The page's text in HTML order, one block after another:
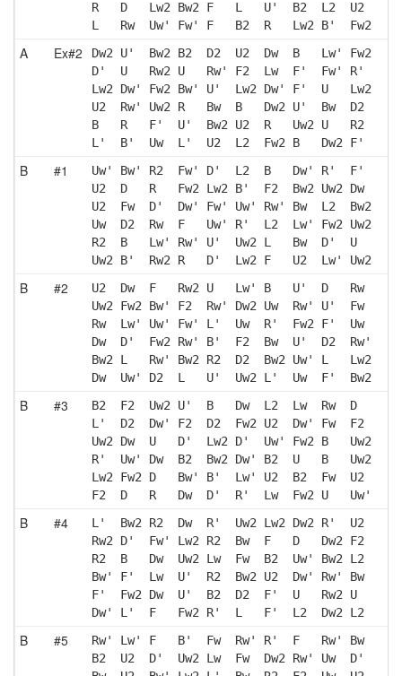
R   D   Lw2 Bw2 F   L   U'  B2  L2  U2
L   Rw  Uw' Fw' F   B2  R   Lw2 B'  Fw2
A Ex#2
Dw2 U'  Bw2 B2  D2  U2  Dw  B   Lw' Fw2
D'  U   Rw2 U   Rw' F2  Lw  F'  Fw' R'
Lw2 Dw' Fw2 Bw' U'  Lw2 Dw' F'  U   Lw2
U2  Rw' Uw2 R   Bw  B   Dw2 U'  Bw  D2
B   R   F'  U'  Bw2 U2  R   Uw2 U   R2
L'  B'  Uw  L'  U2  L2  Fw2 B   Dw2 F'
B #1
Uw' Bw' R2  Fw' D'  L2  B   Dw' R'  F'
U2  D   R   Fw2 Lw2 B'  F2  Bw2 Uw2 Dw
U2  Fw  D'  Dw' Fw' Uw' Rw' Bw  L2  Bw2
Uw  D2  Rw  F   Uw' R'  L2  Lw' Fw2 Uw2
R2  B   Lw' Rw' U'  Uw2 L   Bw  D'  U
Uw2 B'  Rw2 R   D'  Lw2 F   U2  Lw' Uw2
B #2
U2  Dw  F   Rw2 U   Lw' B   U'  D   Rw
Uw2 Fw2 Bw' F2  Rw' Dw2 Uw  Rw' U'  Fw
Rw  Lw' Uw' Fw' L'  Uw  R'  Fw2 F'  Uw
Dw  D'  Fw2 Rw' B'  F2  Bw  U'  D2  Rw'
Bw2 L   Rw' Bw2 R2  D2  Bw2 Uw' L   Lw2
Dw  Uw' D2  L   U'  Uw2 L'  Uw  F'  Bw2
B #3
B2  F2  Uw2 U'  B   Dw  L2  Lw  Rw  D
L'  D2  Dw' F2  D2  Fw2 U2  Dw' Fw  F2
Uw2 Dw  U   D'  Lw2 D'  Uw' Fw2 B   Uw2
R'  Uw' Dw  B2  Bw2 Dw' B2  U   B   Uw2
Lw2 Fw2 D   Bw' B'  Lw' U2  B2  Fw  U2
F2  D   R   Dw  D'  R'  Lw  Fw2 U   Uw'
B #4
L'  Bw2 R2  Dw  R'  Uw2 Lw2 Dw2 R'  U2
Rw2 D'  Fw' Lw2 R2  Bw  F   D   Dw2 F2
R2  B   Dw  Uw2 Lw  Fw  B2  Uw' Bw2 L2
Bw' F'  Lw  U'  R2  Bw2 U2  Dw' Rw' Bw
F'  Fw2 Dw  U'  B2  D2  F'  U   Rw2 U
Dw' L'  F   Fw2 R'  L   F'  L2  Dw2 L2
B #5
Rw' Lw' F   B'  Fw  Rw' R'  F   Rw' Bw
B2  U2  D'  Uw2 Lw  Fw  Dw2 Rw' Uw  D'